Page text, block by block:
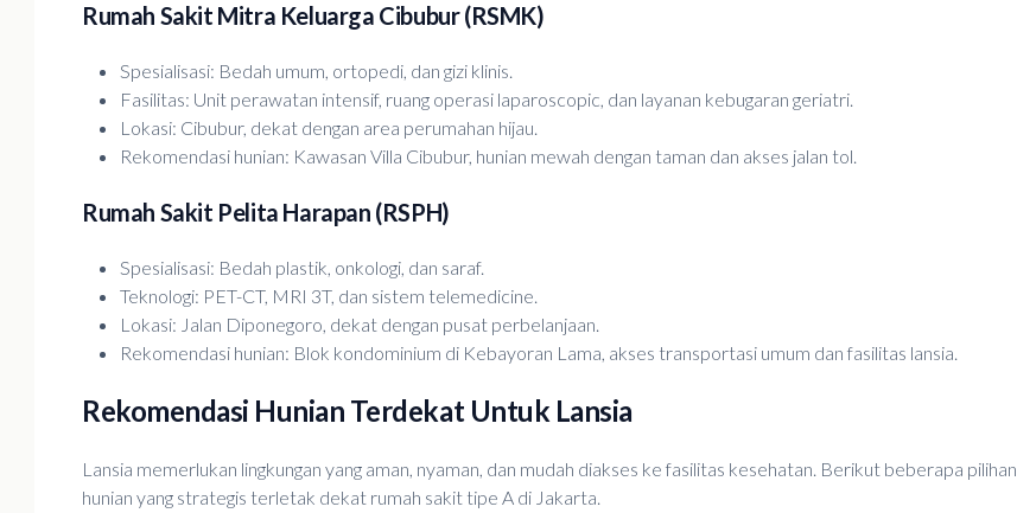
Rumah Sakit Mitra Keluarga Cibubur (RSMK)
Spesialisasi: Bedah umum, ortopedi, dan gizi klinis.
Fasilitas: Unit perawatan intensif, ruang operasi laparoscopic, dan layanan kebugaran geriatri.
Lokasi: Cibubur, dekat dengan area perumahan hijau.
Rekomendasi hunian: Kawasan Villa Cibubur, hunian mewah dengan taman dan akses jalan tol.
Rumah Sakit Pelita Harapan (RSPH)
Spesialisasi: Bedah plastik, onkologi, dan saraf.
Teknologi: PET-CT, MRI 3T, dan sistem telemedicine.
Lokasi: Jalan Diponegoro, dekat dengan pusat perbelanjaan.
Rekomendasi hunian: Blok kondominium di Kebayoran Lama, akses transportasi umum dan fasilitas lansia.
Rekomendasi Hunian Terdekat Untuk Lansia
Lansia memerlukan lingkungan yang aman, nyaman, dan mudah diakses ke fasilitas kesehatan. Berikut beberapa pilihan
hunian yang strategis terletak dekat rumah sakit tipe A di Jakarta.